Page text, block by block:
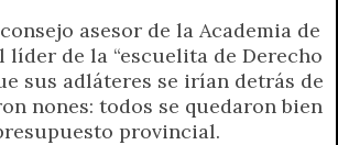
asesor de la Academia de
líder de la “escuelita de Derecho
sus adláteres se irían detrás de
nones: todos se quedaron bien
provincial.